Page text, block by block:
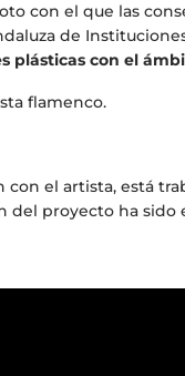
con el que las
de
plásticas con el
flamenco.
el artista, está
del proyecto ha